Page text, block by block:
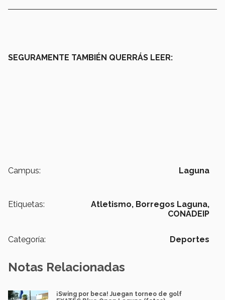
SEGURAMENTE TAMBIÉN QUERRÁS LEER:
Campus: Laguna
Etiquetas: Atletismo, Borregos Laguna,
CONADEIP
Categoría: Deportes
Notas Relacionadas
¡Swing por beca! Juegan torneo de golf